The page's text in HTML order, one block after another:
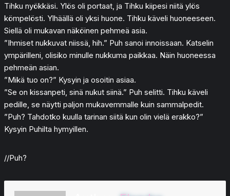
Tihku nyökkäsi. Ylös oli portaat, ja Tihku kiipesi niitä ylös
kömpelösti. Ylhäällä oli yksi huone. Tihku käveli huoneeseen.
Siellä oli mukavan näköinen pehmeä asia.
”Ihmiset nukkuvat niissä, hih.” Puh sanoi innoissaan. Katselin
ympärilleni, olisiko minulle nukkuma paikkaa. Näin huoneessa
pehmeän asian.
”Mikä tuo on?” Kysyin ja osoitin asiaa.
”Se on kissanpeti, sinä nukut siinä.” Puh selitti. Tihku käveli
pedille, se näytti paljon mukavemmalle kuin sammalpedit.
”Puh? Tahdotko kuulla tarinan siitä kun olin vielä erakko?”
Kysyin Puhilta hymyillen.
//Puh?